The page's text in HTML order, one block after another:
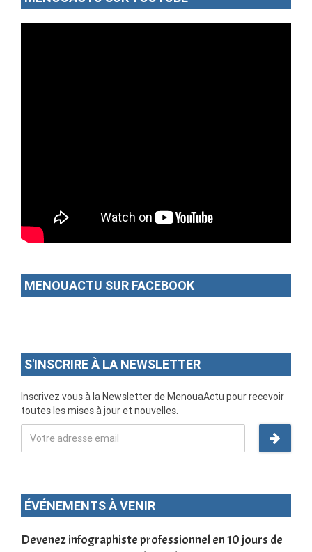
MENOUACTU SUR FACEBOOK
S'INSCRIRE À LA NEWSLETTER
Inscrivez vous à la Newsletter de MenouaActu pour recevoir
toutes les mises à jour et nouvelles.
ÉVÉNEMENTS À VENIR
Devenez infographiste professionnel en 10 jours de